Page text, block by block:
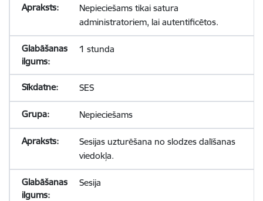
Nepieciešams tikai satura
administratoriem, lai autentificētos.
1 stunda
SES
Nepieciešams
Sesijas uzturēšana no slodzes dalīšanas
viedokļa.
Sesija